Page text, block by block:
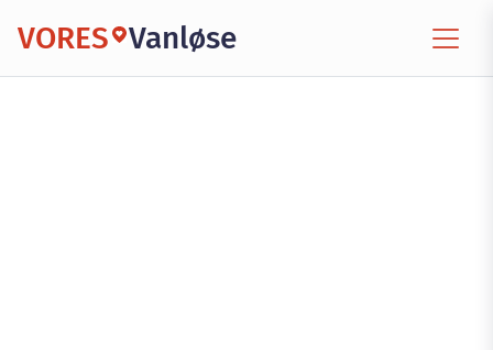
VORES Vanløse